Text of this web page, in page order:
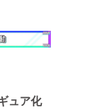
ュア化